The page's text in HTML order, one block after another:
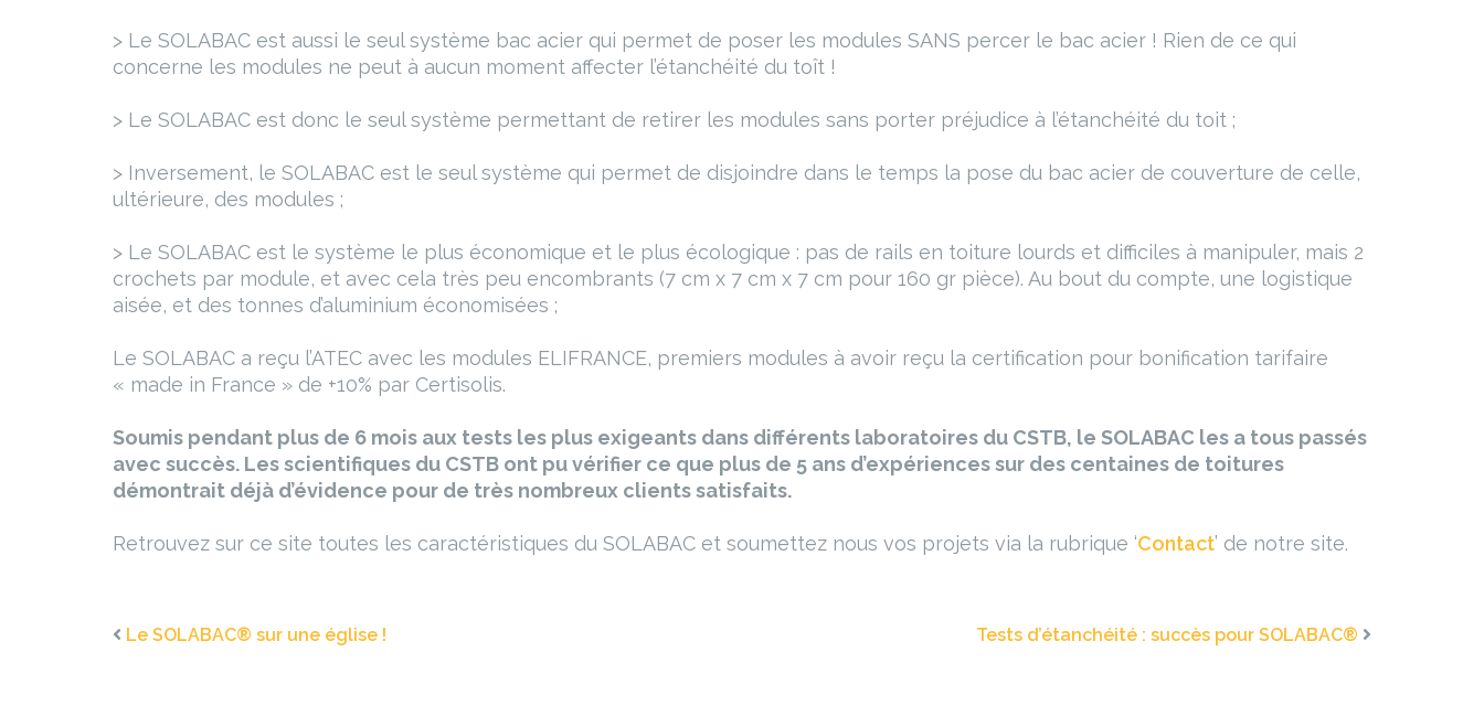
> Le SOLABAC est aussi le seul système bac acier qui permet de poser les modules SANS percer le bac acier ! Rien de ce qui
concerne les modules ne peut à aucun moment affecter l’étanchéité du toît !
> Le SOLABAC est donc le seul système permettant de retirer les modules sans porter préjudice à l’étanchéité du toit ;
> Inversement, le SOLABAC est le seul système qui permet de disjoindre dans le temps la pose du bac acier de couverture de celle,
ultérieure, des modules ;
> Le SOLABAC est le système le plus économique et le plus écologique : pas de rails en toiture lourds et difficiles à manipuler, mais 2
crochets par module, et avec cela très peu encombrants (7 cm x 7 cm x 7 cm pour 160 gr pièce). Au bout du compte, une logistique
aisée, et des tonnes d’aluminium économisées ;
Le SOLABAC a reçu l’ATEC avec les modules ELIFRANCE, premiers modules à avoir reçu la certification pour bonification tarifaire
« made in France » de +10% par Certisolis.
Soumis pendant plus de 6 mois aux tests les plus exigeants dans différents laboratoires du CSTB, le SOLABAC les a tous passés
avec succès. Les scientifiques du CSTB ont pu vérifier ce que plus de 5 ans d’expériences sur des centaines de toitures
démontrait déjà d’évidence pour de très nombreux clients satisfaits.
Retrouvez sur ce site toutes les caractéristiques du SOLABAC et soumettez nous vos projets via la rubrique ‘Contact’ de notre site.
Le SOLABAC® sur une église ! Tests d’étanchéité : succès pour SOLABAC®